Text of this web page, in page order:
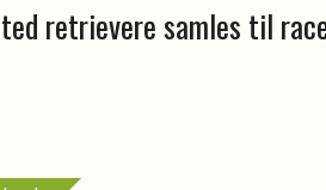
retrievere samles til